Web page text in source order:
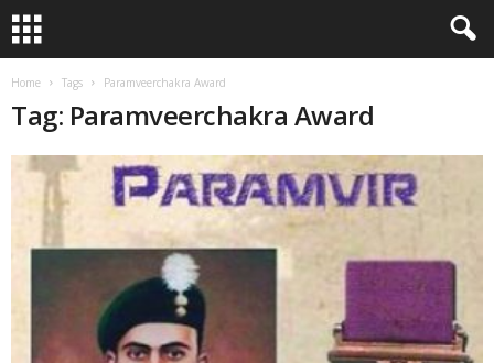
Home Tags Paramveerchakra Award
Tag: Paramveerchakra Award